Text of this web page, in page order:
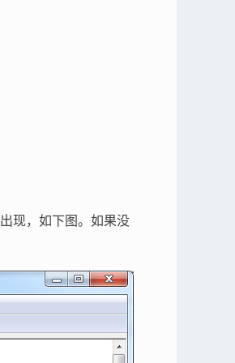
出现，如下图。如果没